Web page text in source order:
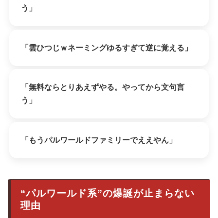
う」
「雲ひつじｗネーミングゆるすぎて逆に覚える」
「無料ならとりあえずやる。やってから文句言
う」
「もうパルワールドファミリーでええやん」
“パルワールド系”の爆誕が止まらない
理由